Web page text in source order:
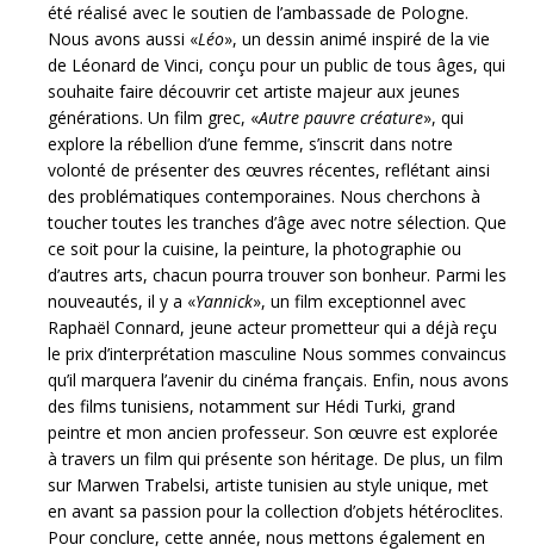
été réalisé avec le soutien de l’ambassade de Pologne.
Nous avons aussi «Léo», un dessin animé inspiré de la vie
de Léonard de Vinci, conçu pour un public de tous âges, qui
souhaite faire découvrir cet artiste majeur aux jeunes
générations. Un film grec, «Autre pauvre créature», qui
explore la rébellion d’une femme, s’inscrit dans notre
volonté de présenter des œuvres récentes, reflétant ainsi
des problématiques contemporaines. Nous cherchons à
toucher toutes les tranches d’âge avec notre sélection. Que
ce soit pour la cuisine, la peinture, la photographie ou
d’autres arts, chacun pourra trouver son bonheur. Parmi les
nouveautés, il y a «Yannick», un film exceptionnel avec
Raphaël Connard, jeune acteur prometteur qui a déjà reçu
le prix d’interprétation masculine Nous sommes convaincus
qu’il marquera l’avenir du cinéma français. Enfin, nous avons
des films tunisiens, notamment sur Hédi Turki, grand
peintre et mon ancien professeur. Son œuvre est explorée
à travers un film qui présente son héritage. De plus, un film
sur Marwen Trabelsi, artiste tunisien au style unique, met
en avant sa passion pour la collection d’objets hétéroclites.
Pour conclure, cette année, nous mettons également en